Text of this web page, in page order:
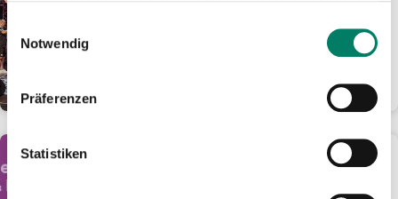
Einwilligungsauswahl
Notwendig
Präferenzen
Statistiken
Ausbilder Schmidt und Laurin